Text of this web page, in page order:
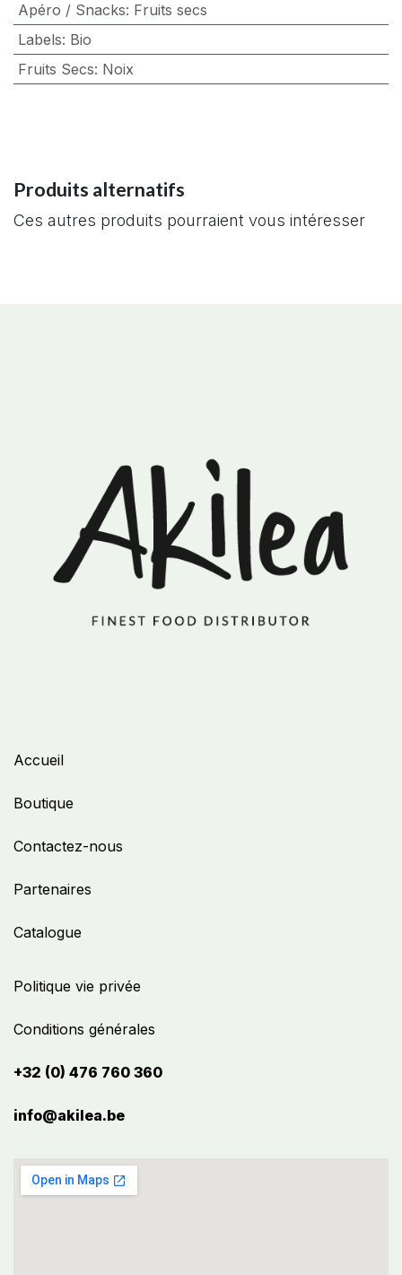
Apéro / Snacks: Fruits secs
Labels: Bio
Fruits Secs: Noix
Produits alternatifs
Ces autres produits pourraient vous intéresser
Politique vie privée
Conditions générales
+32 (0) 476 760 360
info@akilea.be​
Accueil
Boutique
Contactez-nous
Partenaires
Catalogue